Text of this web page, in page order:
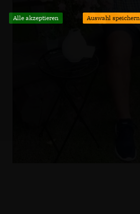
Alle akzeptieren Auswahl speichern